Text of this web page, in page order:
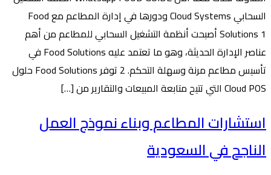
السحابي Cloud Systems ودورها في إدارة المطاعم مع Food
Solutions 1 أصبحت أنظمة التشغيل السحابي للمطاعم من أهم
عناصر الإدارة الحديثة، وهو ما تعتمد عليه Food Solutions في
تأسيس مطاعم مرنة وسهلة التحكم. 2 توفر Food Solutions حلول
Cloud POS التي تتيح متابعة المبيعات والتقارير من […]
استشارات المطاعم وبناء نموذج العمل
الناجح في السعودية